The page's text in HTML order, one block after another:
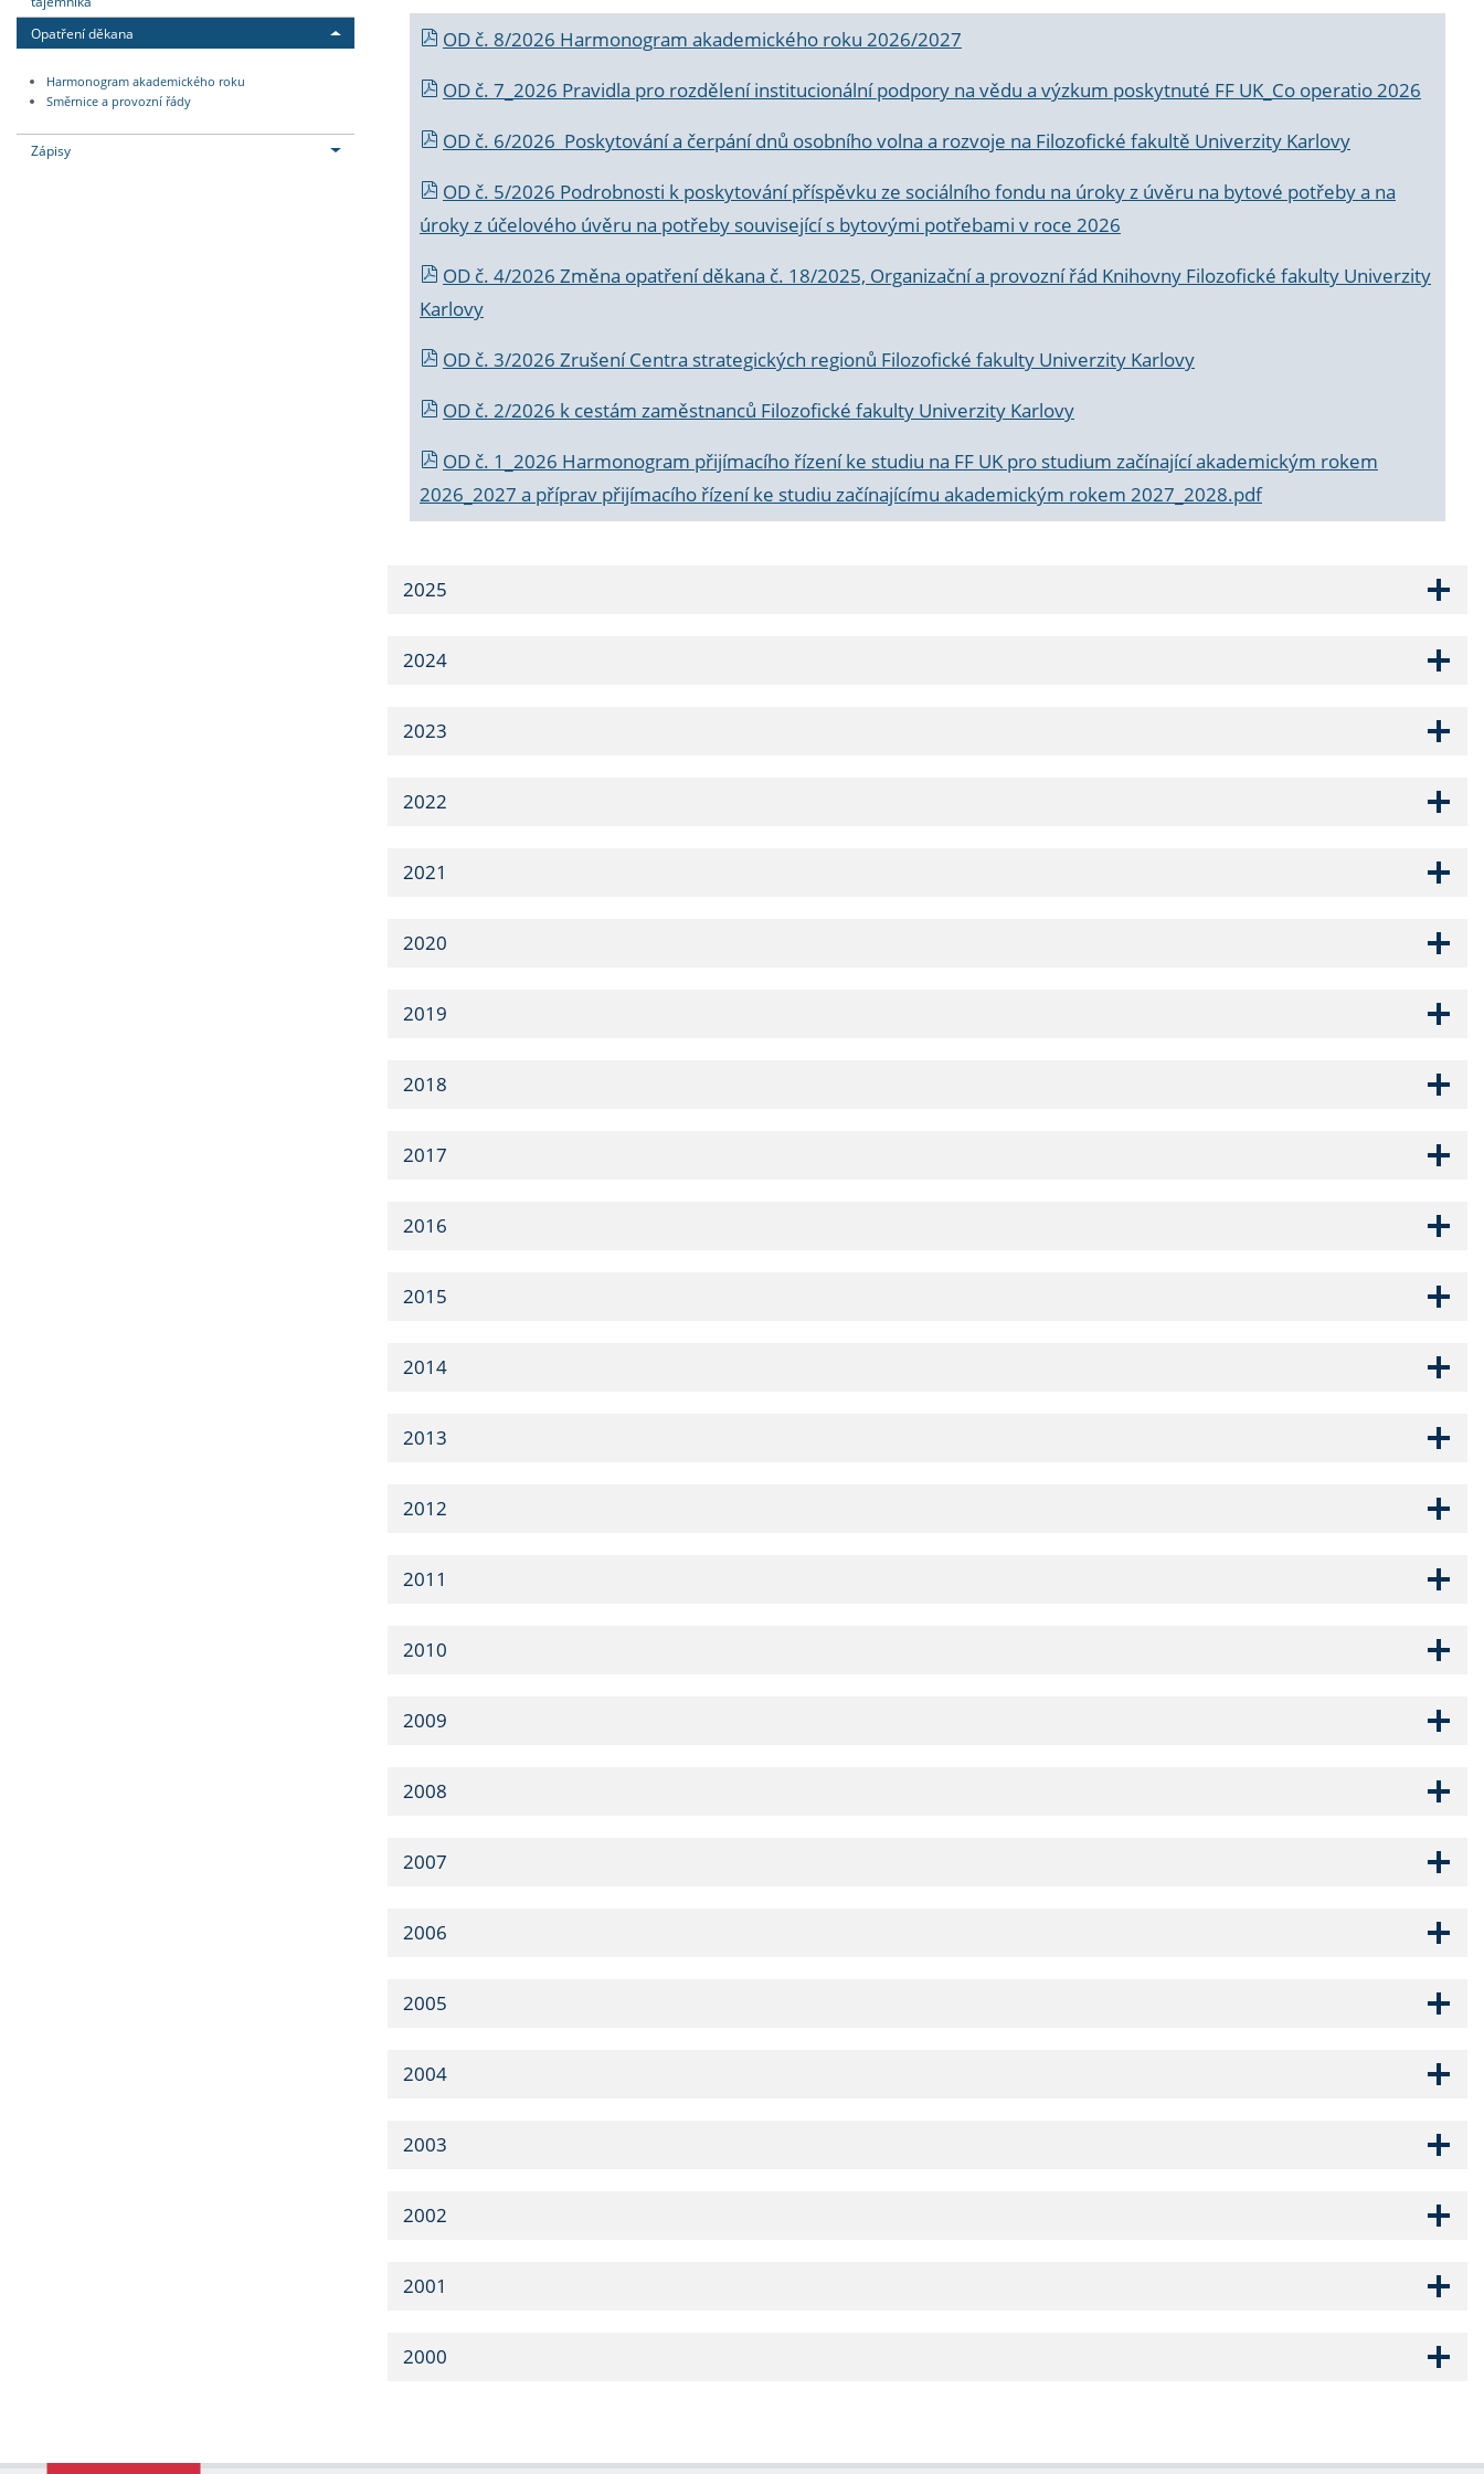
Opatření děkana
Harmonogram akademického roku
Směrnice a provozní řády
Zápisy
OD č. 8/2026 Harmonogram akademického roku 2026/2027
OD č. 7_2026 Pravidla pro rozdělení institucionální podpory na vědu a výzkum poskytnuté FF UK_Co operatio 2026
OD č. 6/2026 Poskytování a čerpání dnů osobního volna a rozvoje na Filozofické fakultě Univerzity Karlovy
OD č. 5/2026 Podrobnosti k poskytování příspěvku ze sociálního fondu na úroky z úvěru na bytové potřeby a na
úroky z účelového úvěru na potřeby související s bytovými potřebami v roce 2026
OD č. 4/2026 Změna opatření děkana č. 18/2025, Organizační a provozní řád Knihovny Filozofické fakulty Univerzity
Karlovy
OD č. 3/2026 Zrušení Centra strategických regionů Filozofické fakulty Univerzity Karlovy
OD č. 2/2026 k cestám zaměstnanců Filozofické fakulty Univerzity Karlovy
OD č. 1_2026 Harmonogram přijímacího řízení ke studiu na FF UK pro studium začínající akademickým rokem
2026_2027 a příprav přijímacího řízení ke studiu začínajícímu akademickým rokem 2027_2028.pdf
2025
2024
2023
2022
2021
2020
2019
2018
2017
2016
2015
2014
2013
2012
2011
2010
2009
2008
2007
2006
2005
2004
2003
2002
2001
2000